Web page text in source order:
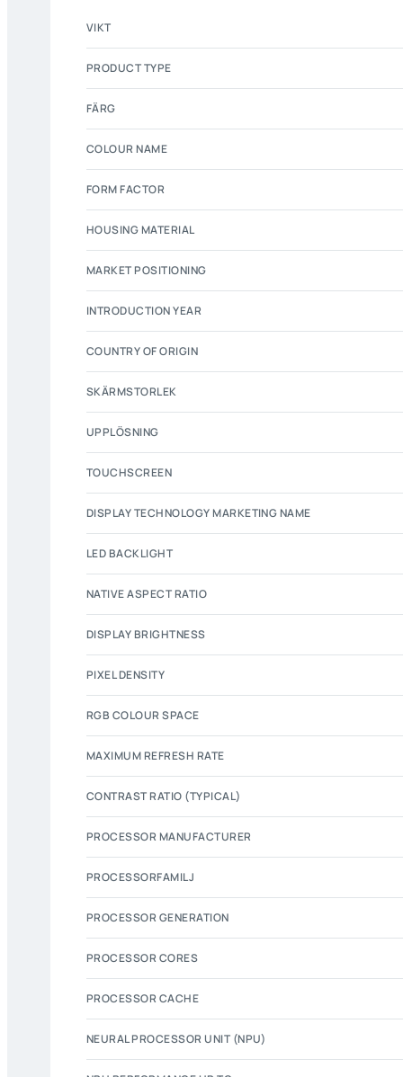
VIKT
PRODUCT TYPE
FÄRG
COLOUR NAME
FORM FACTOR
HOUSING MATERIAL
MARKET POSITIONING
INTRODUCTION YEAR
COUNTRY OF ORIGIN
SKÄRMSTORLEK
UPPLÖSNING
TOUCHSCREEN
DISPLAY TECHNOLOGY MARKETING NAME
LED BACKLIGHT
NATIVE ASPECT RATIO
DISPLAY BRIGHTNESS
PIXEL DENSITY
RGB COLOUR SPACE
MAXIMUM REFRESH RATE
CONTRAST RATIO (TYPICAL)
PROCESSOR MANUFACTURER
PROCESSORFAMILJ
PROCESSOR GENERATION
PROCESSOR CORES
PROCESSOR CACHE
NEURAL PROCESSOR UNIT (NPU)